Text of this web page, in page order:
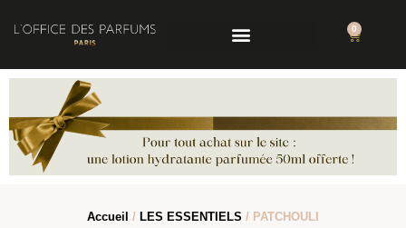
0
Accueil / LES ESSENTIELS / PATCHOULI